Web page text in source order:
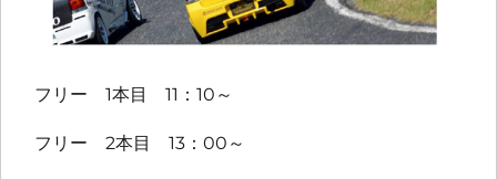
フリー 1本目 11：10～
フリー 2本目 13：00～